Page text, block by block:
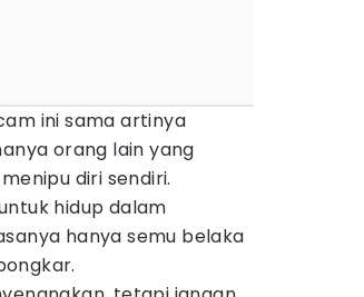
ini sama artinya
orang lain yang
diri sendiri.
hidup dalam
hanya semu belaka